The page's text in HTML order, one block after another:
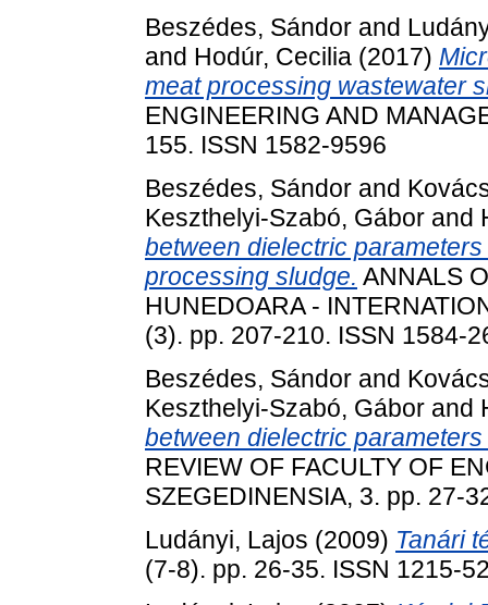
Beszédes, Sándor and
and Hodúr, Cecilia (2017)
meat processing wastewater
ENGINEERING AND
155. ISSN 1582-9596
Beszédes, Sándor and
Keszthelyi-Szabó, Gábor and
between dielectric
processing sludge. ANNALS
HUNEDOARA -
(3). pp. 207-210. ISSN 1584-
Beszédes, Sándor and
Keszthelyi-Szabó, Gábor and
between dielectric
REVIEW OF FACULTY OF
SZEGEDINENSIA, 3. pp. 27-
Ludányi, Lajos (2009) Tanári
(7-8). pp. 26-35. ISSN 1215-